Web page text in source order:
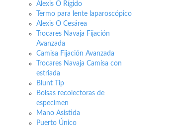
Alexis O Rígido
Termo para lente laparoscópico
Alexis O Cesárea
Trocares Navaja Fijación
Avanzada
Camisa Fijación Avanzada
Trocares Navaja Camisa con
estriada
Blunt Tip
Bolsas recolectoras de
especimen
Mano Asistida
Puerto Único